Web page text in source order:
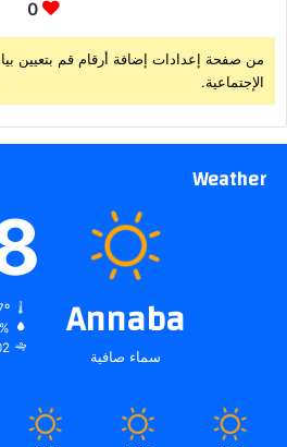
0
من صفحة إعدادات إضافة أرقام قم بتعيين
الإجتماعية.
Weather
Annaba
سماء صافية
31º - 27º
5.02